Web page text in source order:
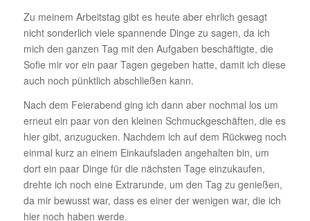
Zu meinem Arbeitstag gibt es heute aber ehrlich gesagt
nicht sonder­lich viele span­nende Dinge zu sagen, da ich
mich den ganzen Tag mit den Aufgaben beschäf­tigte, die
Sofie mir vor ein paar Tagen gegeben hatte, damit ich diese
auch noch pünkt­lich abschließen kann.
Nach dem Feier­abend ging ich dann aber nochmal los um
erneut ein paar von den kleinen Schmuck­ge­schäften, die es
hier gibt, anzu­gu­cken. Nachdem ich auf dem Rückweg noch
einmal kurz an einem Einkaufs­laden ange­halten bin, um
dort ein paar Dinge für die nächsten Tage einzu­kaufen,
drehte ich noch eine Extra­runde, um den Tag zu genießen,
da mir bewusst war, dass es einer der wenigen war, die ich
hier noch haben werde.